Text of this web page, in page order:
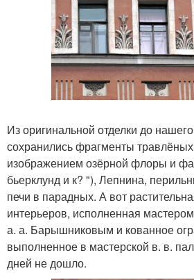
Из оригинальной отделки до
сохранились фрагменты
изображением озёрной флоры и
бьерклунд и к? "), Лепнина,
печи в парадных. А вот
интерьеров, исполненная
а. а. Барышниковым и кованное
выполненное в мастерской в. в.
дней не дошло.